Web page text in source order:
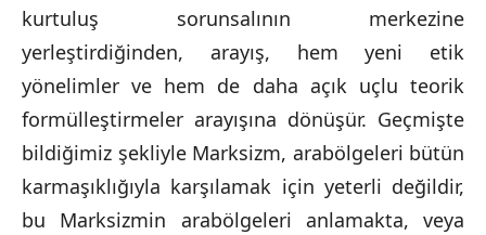
kurtuluş sorunsalının merkezine
yerleştirdiğinden, arayış, hem yeni etik
yönelimler ve hem de daha açık uçlu teorik
formülleştirmeler arayışına dönüşür. Geçmişte
bildiğimiz şekliyle Marksizm, arabölgeleri bütün
karmaşıklığıyla karşılamak için yeterli değildir,
bu Marksizmin arabölgeleri anlamakta, veya